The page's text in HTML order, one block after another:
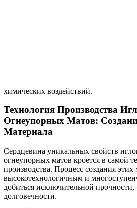
химических воздействий.
Технология Производства
Огнеупорных Матов:
Материала
Сердцевина уникальных свойств
огнеупорных матов кроется в самой
производства. Процесс создания этих
высокотехнологичным и
добиться исключительной
долговечности.